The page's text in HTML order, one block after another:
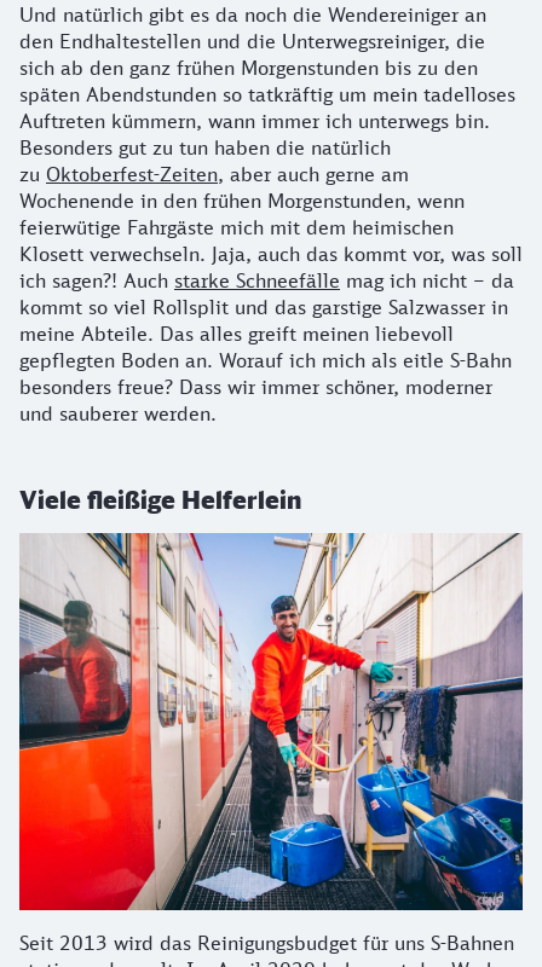
Und natürlich gibt es da noch die Wendereiniger an
den Endhaltestellen und die Unterwegsreiniger, die
sich ab den ganz frühen Morgenstunden bis zu den
späten Abendstunden so tatkräftig um mein tadelloses
Auftreten kümmern, wann immer ich unterwegs bin.
Besonders gut zu tun haben die natürlich
zu Oktoberfest-Zeiten, aber auch gerne am
Wochenende in den frühen Morgenstunden, wenn
feierwütige Fahrgäste mich mit dem heimischen
Klosett verwechseln. Jaja, auch das kommt vor, was soll
ich sagen?! Auch starke Schneefälle mag ich nicht – da
kommt so viel Rollsplit und das garstige Salzwasser in
meine Abteile. Das alles greift meinen liebevoll
gepflegten Boden an. Worauf ich mich als eitle S-Bahn
besonders freue? Dass wir immer schöner, moderner
und sauberer werden.
Viele fleißige Helferlein
Seit 2013 wird das Reinigungsbudget für uns S-Bahnen